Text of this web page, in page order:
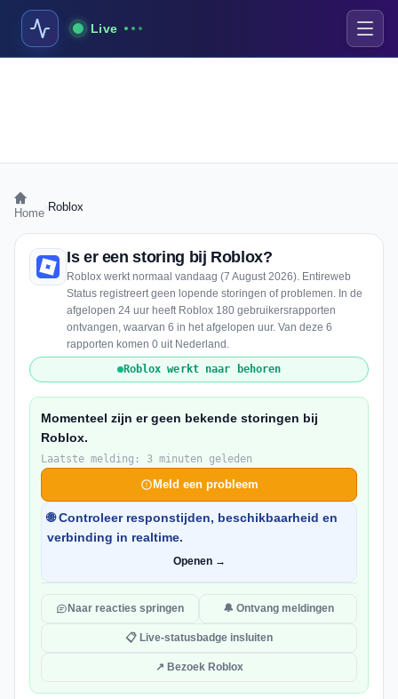
Live
Home Roblox
Is er een storing bij Roblox?
Roblox werkt normaal vandaag (7 August 2026). Entireweb
Status registreert geen lopende storingen of problemen. In de
afgelopen 24 uur heeft Roblox 180 gebruikersrapporten
ontvangen, waarvan 6 in het afgelopen uur. Van deze 6
rapporten komen 0 uit Nederland.
Roblox werkt naar behoren
Momenteel zijn er geen bekende storingen bij
Roblox.
Laatste melding: 3 minuten geleden
Meld een probleem
🌐 Controleer responstijden, beschikbaarheid en
verbinding in realtime.
Openen →
Naar reacties springen 🔔 Ontvang meldingen
📋 Live-statusbadge insluiten
↗ Bezoek Roblox